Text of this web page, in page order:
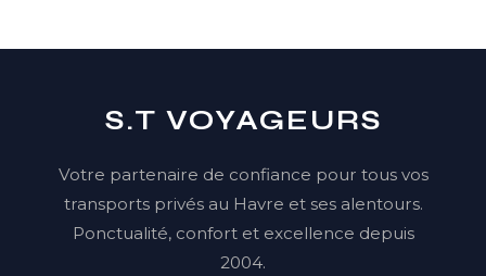
S.T VOYAGEURS
Votre partenaire de confiance pour tous vos
transports privés au Havre et ses alentours.
Ponctualité, confort et excellence depuis
2004.